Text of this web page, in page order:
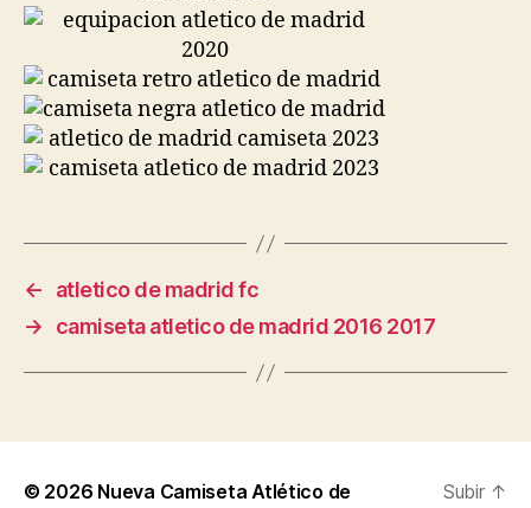
←
atletico de madrid fc
→
camiseta atletico de madrid 2016 2017
© 2026 Nueva Camiseta Atlético de Subir ↑